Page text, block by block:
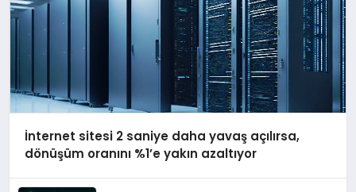
İnternet sitesi 2 saniye daha yavaş açılırsa,
dönüşüm oranını %1’e yakın azaltıyor